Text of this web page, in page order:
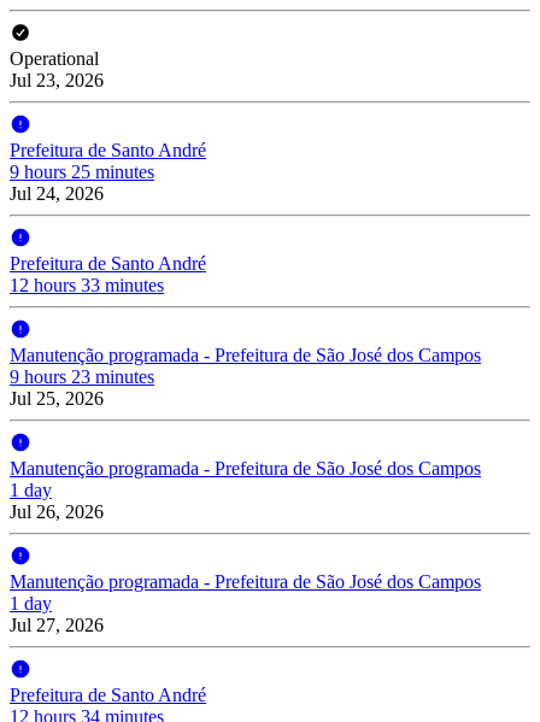
Operational
Jul 23, 2026
Prefeitura de Santo André
9 hours 25 minutes
Jul 24, 2026
Prefeitura de Santo André
12 hours 33 minutes
Manutenção programada - Prefeitura de São José dos Campos
9 hours 23 minutes
Jul 25, 2026
Manutenção programada - Prefeitura de São José dos Campos
1 day
Jul 26, 2026
Manutenção programada - Prefeitura de São José dos Campos
1 day
Jul 27, 2026
Prefeitura de Santo André
12 hours 34 minutes